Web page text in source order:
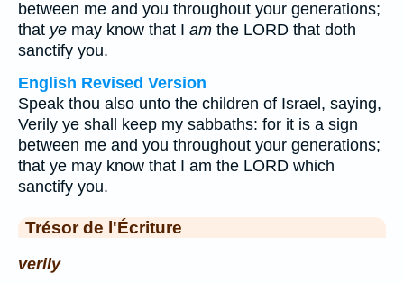
between me and you throughout your generations;
that ye may know that I am the LORD that doth
sanctify you.
English Revised Version
Speak thou also unto the children of Israel, saying,
Verily ye shall keep my sabbaths: for it is a sign
between me and you throughout your generations;
that ye may know that I am the LORD which
sanctify you.
Trésor de l'Écriture
verily